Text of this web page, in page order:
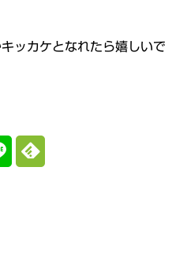
ッカケとなれたら嬉しいで